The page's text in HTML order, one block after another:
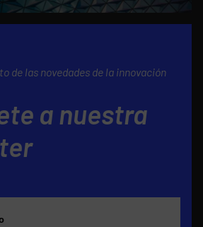
de las novedades de la innovación
a nuestra